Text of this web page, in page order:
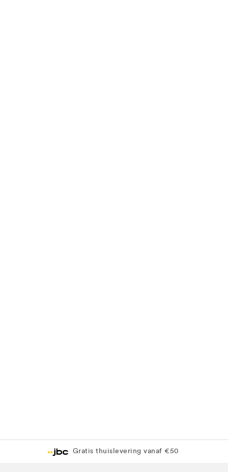
Gratis thuislevering vanaf €50